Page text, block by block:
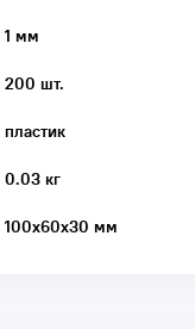
1 мм
200 шт.
пластик
0.03 кг
100x60x30 мм